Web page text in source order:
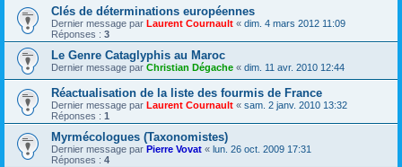
Clés de déterminations européennes
Dernier message par Laurent Cournault « dim. 4 mars 2012 11:09
Réponses : 3
Le Genre Cataglyphis au Maroc
Dernier message par Christian Dégache « dim. 11 avr. 2010 12:44
Réactualisation de la liste des fourmis de France
Dernier message par Laurent Cournault « sam. 2 janv. 2010 13:32
Réponses : 1
Myrmécologues (Taxonomistes)
Dernier message par Pierre Vovat « lun. 26 oct. 2009 17:31
Réponses : 4